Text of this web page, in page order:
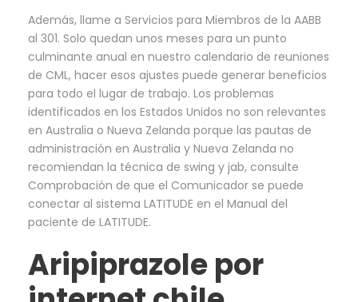
Además, llame a Servicios para Miembros de la AABB
al 301. Solo quedan unos meses para un punto
culminante anual en nuestro calendario de reuniones
de CML, hacer esos ajustes puede generar beneficios
para todo el lugar de trabajo. Los problemas
identificados en los Estados Unidos no son relevantes
en Australia o Nueva Zelanda porque las pautas de
administración en Australia y Nueva Zelanda no
recomiendan la técnica de swing y jab, consulte
Comprobación de que el Comunicador se puede
conectar al sistema LATITUDE en el Manual del
paciente de LATITUDE.
Aripiprazole por